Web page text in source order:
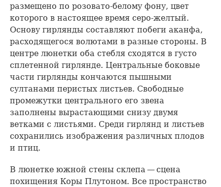
размещено по розовато-белому фону, цвет
которого в настоящее время серо-желтый.
Основу гирлянды составляют побеги аканфа,
расходящегося волютами в разные стороны. В
центре люнетки оба стебля сходятся в густо
сплетенной гирлянде. Центральные боковые
части гирлянды кончаются пышными
султанами перистых листьев. Свободные
промежутки центрального его звена
заполнены вырастающими снизу двумя
ветками с листьями. Среди гирлянд и листьев
сохранились изображения различных плодов
и птиц.
В люнетке южной стены склепа — сцена
похищения Коры Плутоном. Все пространство